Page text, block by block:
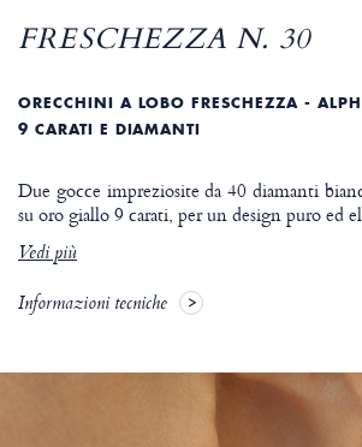
FRESCHEZZA N. 30
ORECCHINI A LOBO FRESCHEZZA -
9 CARATI E DIAMANTI
Due gocce impreziosite da 40 diamanti
su oro giallo 9 carati, per un design puro ed
Vedi più
Informazioni tecniche